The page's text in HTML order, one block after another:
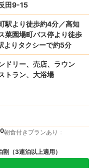
田9-15
駅より徒歩約4分／高知
菜園場町バス停より徒歩
よりタクシーで約5分
ドリー、売店、ラウン
トラン、大浴場
朝食付きプランあり
（3連泊以上適用）